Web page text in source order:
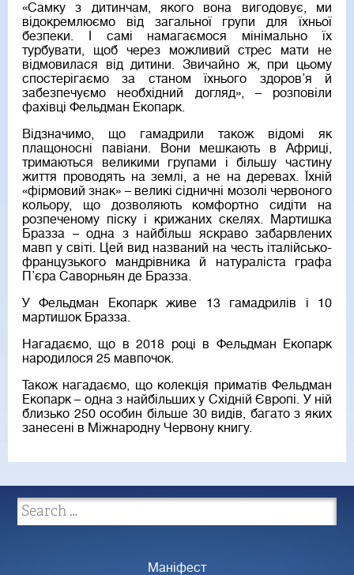
«Самку з дитинчам, якого вона вигодовує, ми
відокремлюємо від загальної групи для їхньої
безпеки. І самі намагаємося мінімально їх
турбувати, щоб через можливий стрес мати не
відмовилася від дитини. Звичайно ж, при цьому
спостерігаємо за станом їхнього здоров’я й
забезпечуємо необхідний догляд», – розповіли
фахівці Фельдман Екопарк.
Відзначимо, що гамадрили також відомі як
плащоносні павіани. Вони мешкають в Африці,
тримаються великими групами і більшу частину
життя проводять на землі, а не на деревах. Їхній
«фірмовий знак» – великі сідничні мозолі червоного
кольору, що дозволяють комфортно сидіти на
розпеченому піску і крижаних скелях. Мартишка
Бразза – одна з найбільш яскраво забарвлених
мавп у світі. Цей вид названий на честь італійсько-
французького мандрівника й натураліста графа
П’єра Саворньян де Бразза.
У Фельдман Екопарк живе 13 гамадрилів і 10
мартишок Бразза.
Нагадаємо, що в 2018 році в Фельдман Екопарк
народилося 25 мавпочок.
Також нагадаємо, що колекція приматів Фельдман
Екопарк – одна з найбільших у Східній Європі. У ній
близько 250 особин більше 30 видів, багато з яких
занесені в Міжнародну Червону книгу.
Маніфест